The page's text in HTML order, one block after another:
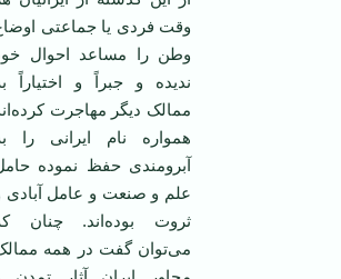
وقت فردی یا جماعتی
وطن را مساعد احوال
ندیده و جبراً و اختیاراً
ممالک دیگر مهاجرت
همواره نام ایرانی را
آبرومندی حفظ نموده
علم و صنعت و عامل آبادی
ثروت بوده‌اند. چنان
می‌توان گفت در همه